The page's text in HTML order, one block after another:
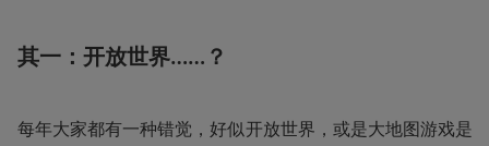
其一：开放世界……？
每年大家都有一种错觉，好似开放世界，或是大地图游戏是